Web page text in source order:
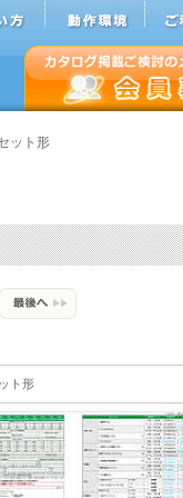
ット形
ト形